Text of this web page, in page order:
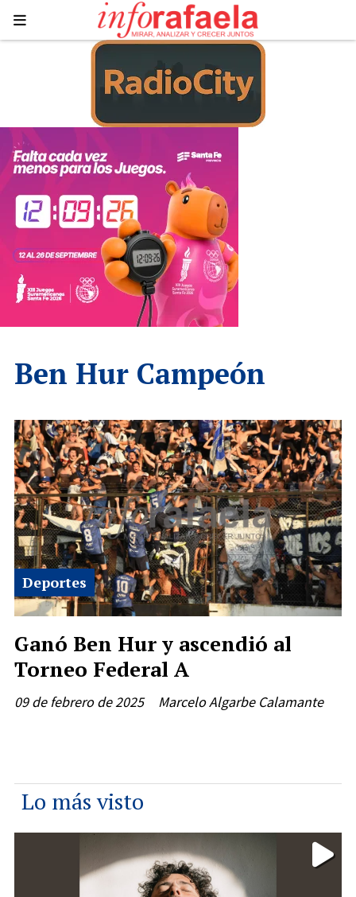
Ben Hur Campeón
Ganó Ben Hur y ascendió al
Torneo Federal A
Marcelo Algarbe Calamante
Deportes
09 de febrero de 2025
Lo más visto